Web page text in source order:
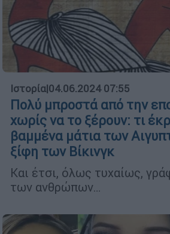
Ιστορία|04.06.2024 07:55
Πολύ μπροστά από την
χωρίς να το ξέρουν: τι
βαμμένα μάτια των
ξίφη των Βίκινγκ
Και έτσι, όλως τυχαίως,
των ανθρώπων…